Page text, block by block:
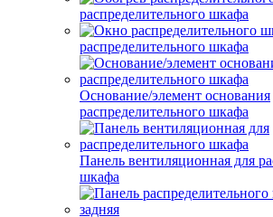
распределительного шкафа
распределительного шкафа
Основание/элемент основания
распределительного шкафа
Панель вентиляционная для
шкафа